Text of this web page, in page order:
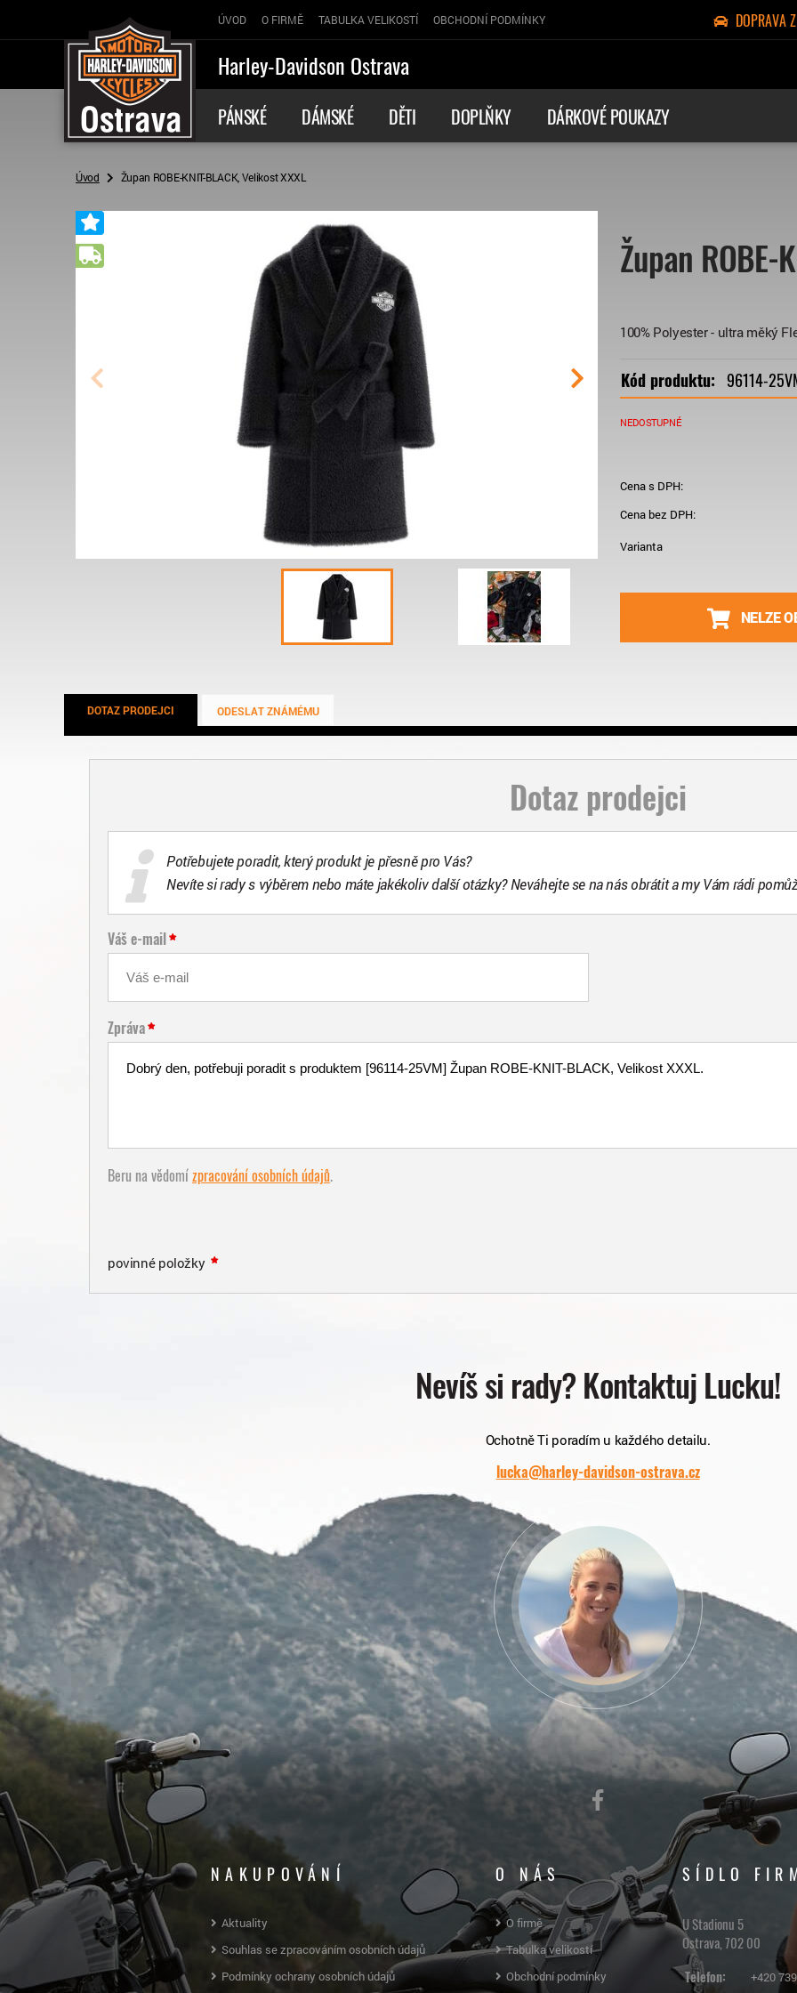
ÚVOD O FIRMĚ TABULKA VELIKOSTÍ OBCHODNÍ PODMÍNKY DOPRAVA
Harley-Davidson Ostrava
PÁNSKÉ DÁMSKÉ DĚTI DOPLŇKY DÁRKOVÉ POUKAZY
Úvod Župan ROBE-KNIT-BLACK, Velikost XXXL
Župan ROBE-
100% Polyester - ultra měký
Doporučený
Doprava zdarma
Kód produktu: 96114-
NEDOSTUPNÉ
Cena s DPH:
Cena bez DPH:
Varianta
NELZE
DOTAZ PRODEJCI ODESLAT ZNÁMÉMU
Dotaz prodejci
Potřebujete poradit, který produkt je přesně pro Vás?
Nevíte si rady s výběrem nebo máte jakékoliv další otázky? Neváhejte se na nás obrátit a my Vám rádi
Váš e-mail
Zpráva
Beru na vědomízpracování osobních údajů.
povinné položky
Nevíš si rady? Kontaktuj Lucku!
Ochotně Ti poradím u každého detailu.
lucka@harley-davidson-ostrava.cz
NAKUPOVÁNÍ
Aktuality
Souhlas se zpracováním osobních údajů
Podmínky ochrany osobních údajů
O NÁS
O firmě
Tabulka velikostí
Obchodní podmínky
SÍDLO
U Stadionu 5
Ostrava, 702 00
Telefon:
+420